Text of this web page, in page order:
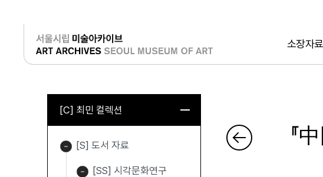
소장자료
로그인
[C] 최민 컬렉션
[S] 도서 자료
[SS] 시각문화연구
『